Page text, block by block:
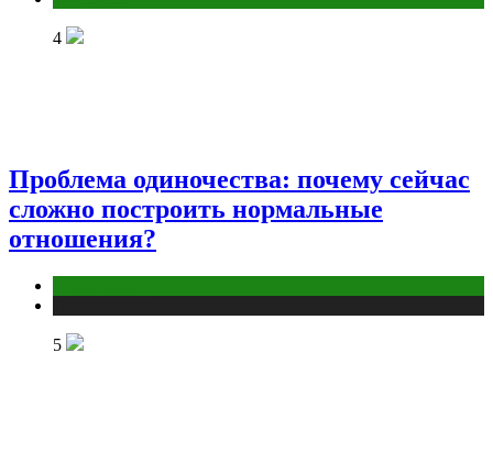
4
Проблема одиночества: почему сейчас
сложно построить нормальные
отношения?
5